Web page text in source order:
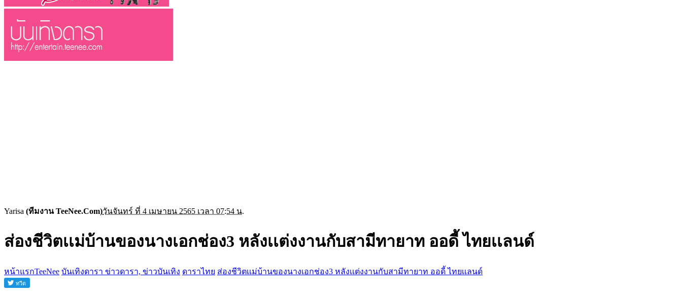
Yarisa (ทีมงาน TeeNee.Com)วันจันทร์ ที่ 4 เมษายน 2565 เวลา 07:54 น.
ส่องชีวิตเเม่บ้านของนางเอกช่อง3 หลังเเต่งงานกับสามีทายาท ออดี้ ไทยเเลนด์
หน้าแรกTeeNee บันเทิงดารา ข่าวดารา, ข่าวบันเทิง ดาราไทย ส่องชีวิตเเม่บ้านของนางเอกช่อง3 หลังเเต่งงานกับสามีทายาท ออดี้ ไทยเเลนด์